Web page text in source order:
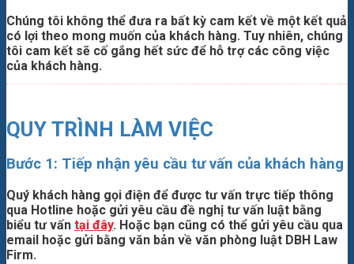
Chúng tôi không thể đưa ra bất kỳ cam kết về một kết quả
có lợi theo mong muốn của khách hàng. Tuy nhiên, chúng
tôi cam kết sẽ cố gắng hết sức để hỗ trợ các công việc
của khách hàng.
QUY TRÌNH LÀM VIỆC
Bước 1: Tiếp nhận yêu cầu tư vấn của khách hàng
Quý khách hàng gọi điện để được tư vấn trực tiếp thông
qua Hotline hoặc gửi yêu cầu đề nghị tư vấn luật bằng
biểu tư vấn tại đây. Hoặc bạn cũng có thể gửi yêu cầu qua
email hoặc gửi bằng văn bản về văn phòng luật DBH Law
Firm.